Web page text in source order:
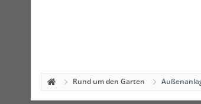
Rund um den Garten